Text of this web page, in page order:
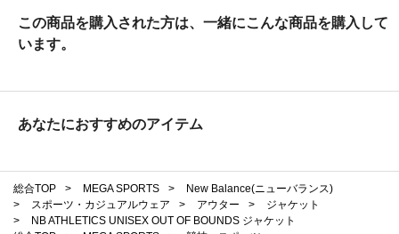
この商品を購入された方は、一緒にこんな商品を購入して
います。
あなたにおすすめのアイテム
総合TOP > MEGA SPORTS >
New Balance(ニューバランス)
>
スポーツ・カジュアルウェア > アウター >
ジャケット
>
NB ATHLETICS UNISEX OUT OF BOUNDS ジャケット